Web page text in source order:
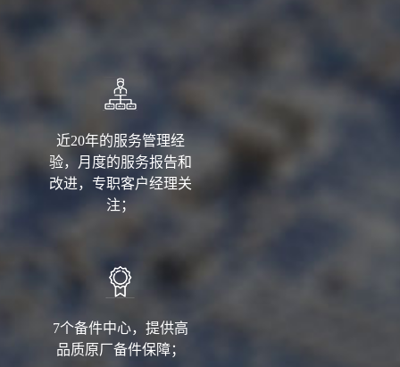
近20年的服务管理经
验，月度的服务报告和
改进，专职客户经理关
注；
7个备件中心，提供高
品质原厂备件保障；